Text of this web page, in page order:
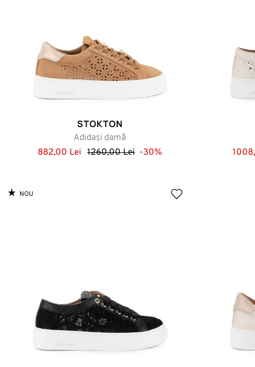
STOKTON
Adidași damă
882,00 Lei 1260,00 Lei -30%
NOU